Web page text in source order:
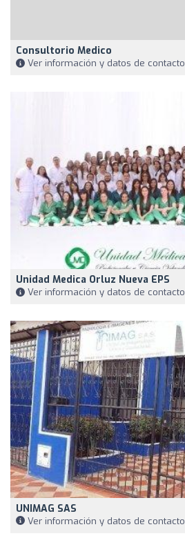
Consultorio Medico
Ver información y datos de contacto
Unidad Medica Orluz Nueva EPS
Ver información y datos de contacto
UNIMAG SAS
Ver información y datos de contacto